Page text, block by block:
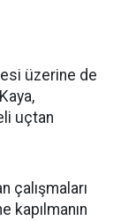
üzerine de
uçtan
çalışmaları
kapılmanın